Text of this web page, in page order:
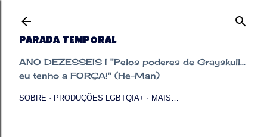
PARADA TEMPORAL
ANO DEZESSEIS | "Pelos poderes de Grayskull...
eu tenho a FORÇA!" (He-Man)
SOBRE PRODUÇÕES LGBTQIA+ MAIS…